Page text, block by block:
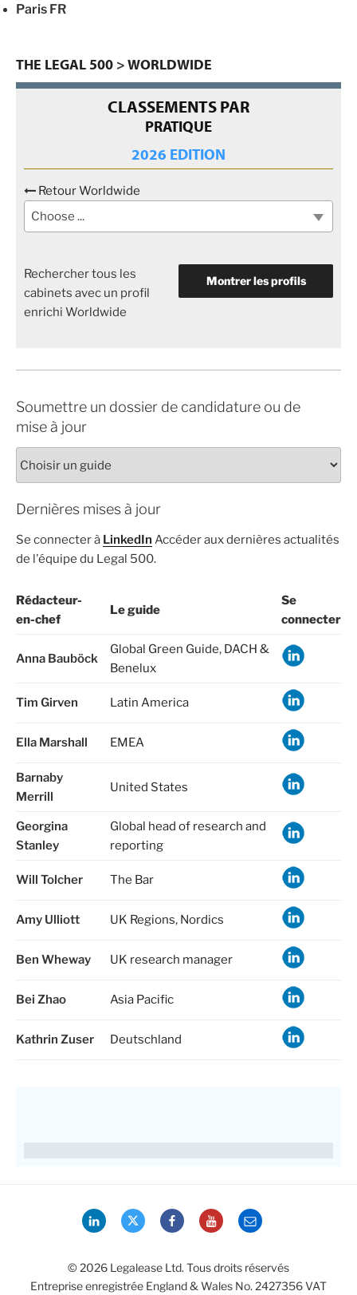
Paris FR
THE LEGAL 500 >WORLDWIDE
CLASSEMENTS PAR
PRATIQUE
2026 EDITION
Retour Worldwide
Choose ...
Rechercher tous les
cabinets avec un profil
enrichi Worldwide
Montrer les profils
Soumettre un dossier de candidature ou de
mise à jour
Dernières mises à jour
Se connecter à LinkedIn Accéder aux dernières actualités
de l'équipe du Legal 500.
Rédacteur-
en-chef
Le guide
Se
connecter
Anna Bauböck
Global Green Guide, DACH &
Benelux
Tim Girven Latin America
Ella Marshall EMEA
Barnaby
Merrill
United States
Georgina
Stanley
Global head of research and
reporting
Will Tolcher The Bar
Amy Ulliott UK Regions, Nordics
Ben Wheway UK research manager
Bei Zhao Asia Pacific
Kathrin Zuser Deutschland
LinkedInTwitter FacebookYouTubeEmail
© 2026 Legalease Ltd. Tous droits réservés
Entreprise enregistrée England & Wales No. 2427356 VAT